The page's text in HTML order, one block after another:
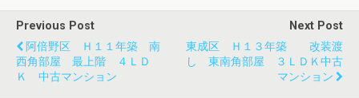
Previous Post
阿倍野区 Ｈ１１年築 南
西角部屋 最上階 ４ＬＤ
Ｋ 中古マンション
Next Post
東成区 Ｈ１３年築 改装渡
し 東南角部屋 ３ＬＤＫ中古
マンション